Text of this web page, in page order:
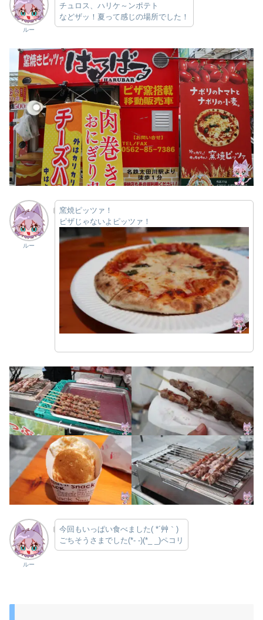
ルー
チュロス、ハリケ～ンポテト
などザッ！夏って感じの場所でした！
ルー
窯焼ピッツァ！
ピザじゃないよピッツァ！
ルー
今回もいっぱい食べました( *´艸｀)
ごちそうさまでした(*- -)(*_ _)ペコリ